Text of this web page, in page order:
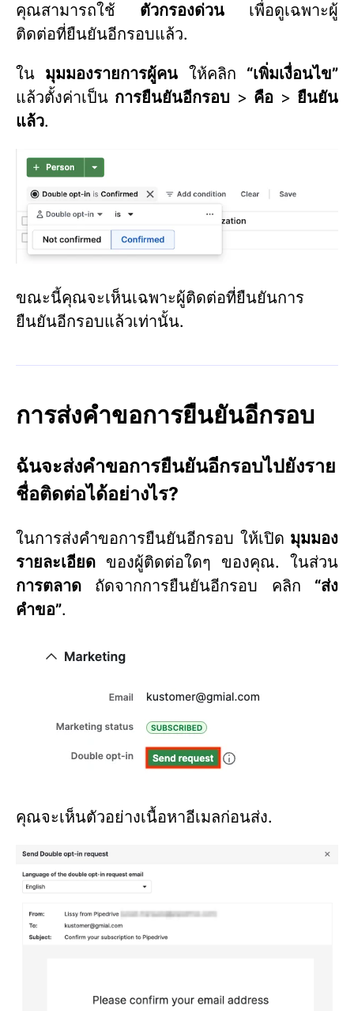
คุณสามารถใช้ ตัวกรองด่วน เพื่อดูเฉพาะผู้
ติดต่อที่ยืนยันอีกรอบแล้ว.
ใน มุมมองรายการผู้คน ให้คลิก “เพิ่มเงื่อนไข”
แล้วตั้งค่าเป็น การยืนยันอีกรอบ > คือ > ยืนยัน
แล้ว.
ขณะนี้คุณจะเห็นเฉพาะผู้ติดต่อที่ยืนยันการ
ยืนยันอีกรอบแล้วเท่านั้น.
การส่งคำขอการยืนยันอีกรอบ
ฉันจะส่งคำขอการยืนยันอีกรอบไปยังราย
ชื่อติดต่อได้อย่างไร?
ในการส่งคำขอการยืนยันอีกรอบ ให้เปิด มุมมอง
รายละเอียด ของผู้ติดต่อใดๆ ของคุณ. ในส่วน
การตลาด ถัดจากการยืนยันอีกรอบ คลิก “ส่ง
คำขอ”.
คุณจะเห็นตัวอย่างเนื้อหาอีเมลก่อนส่ง.